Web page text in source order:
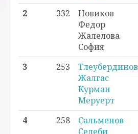
2 332
Новиков
Федор
Жалелова
София
3 253
Тлеубердинов
Жалгас
Курман
Меруерт
4 258
Сальменов
Селеби